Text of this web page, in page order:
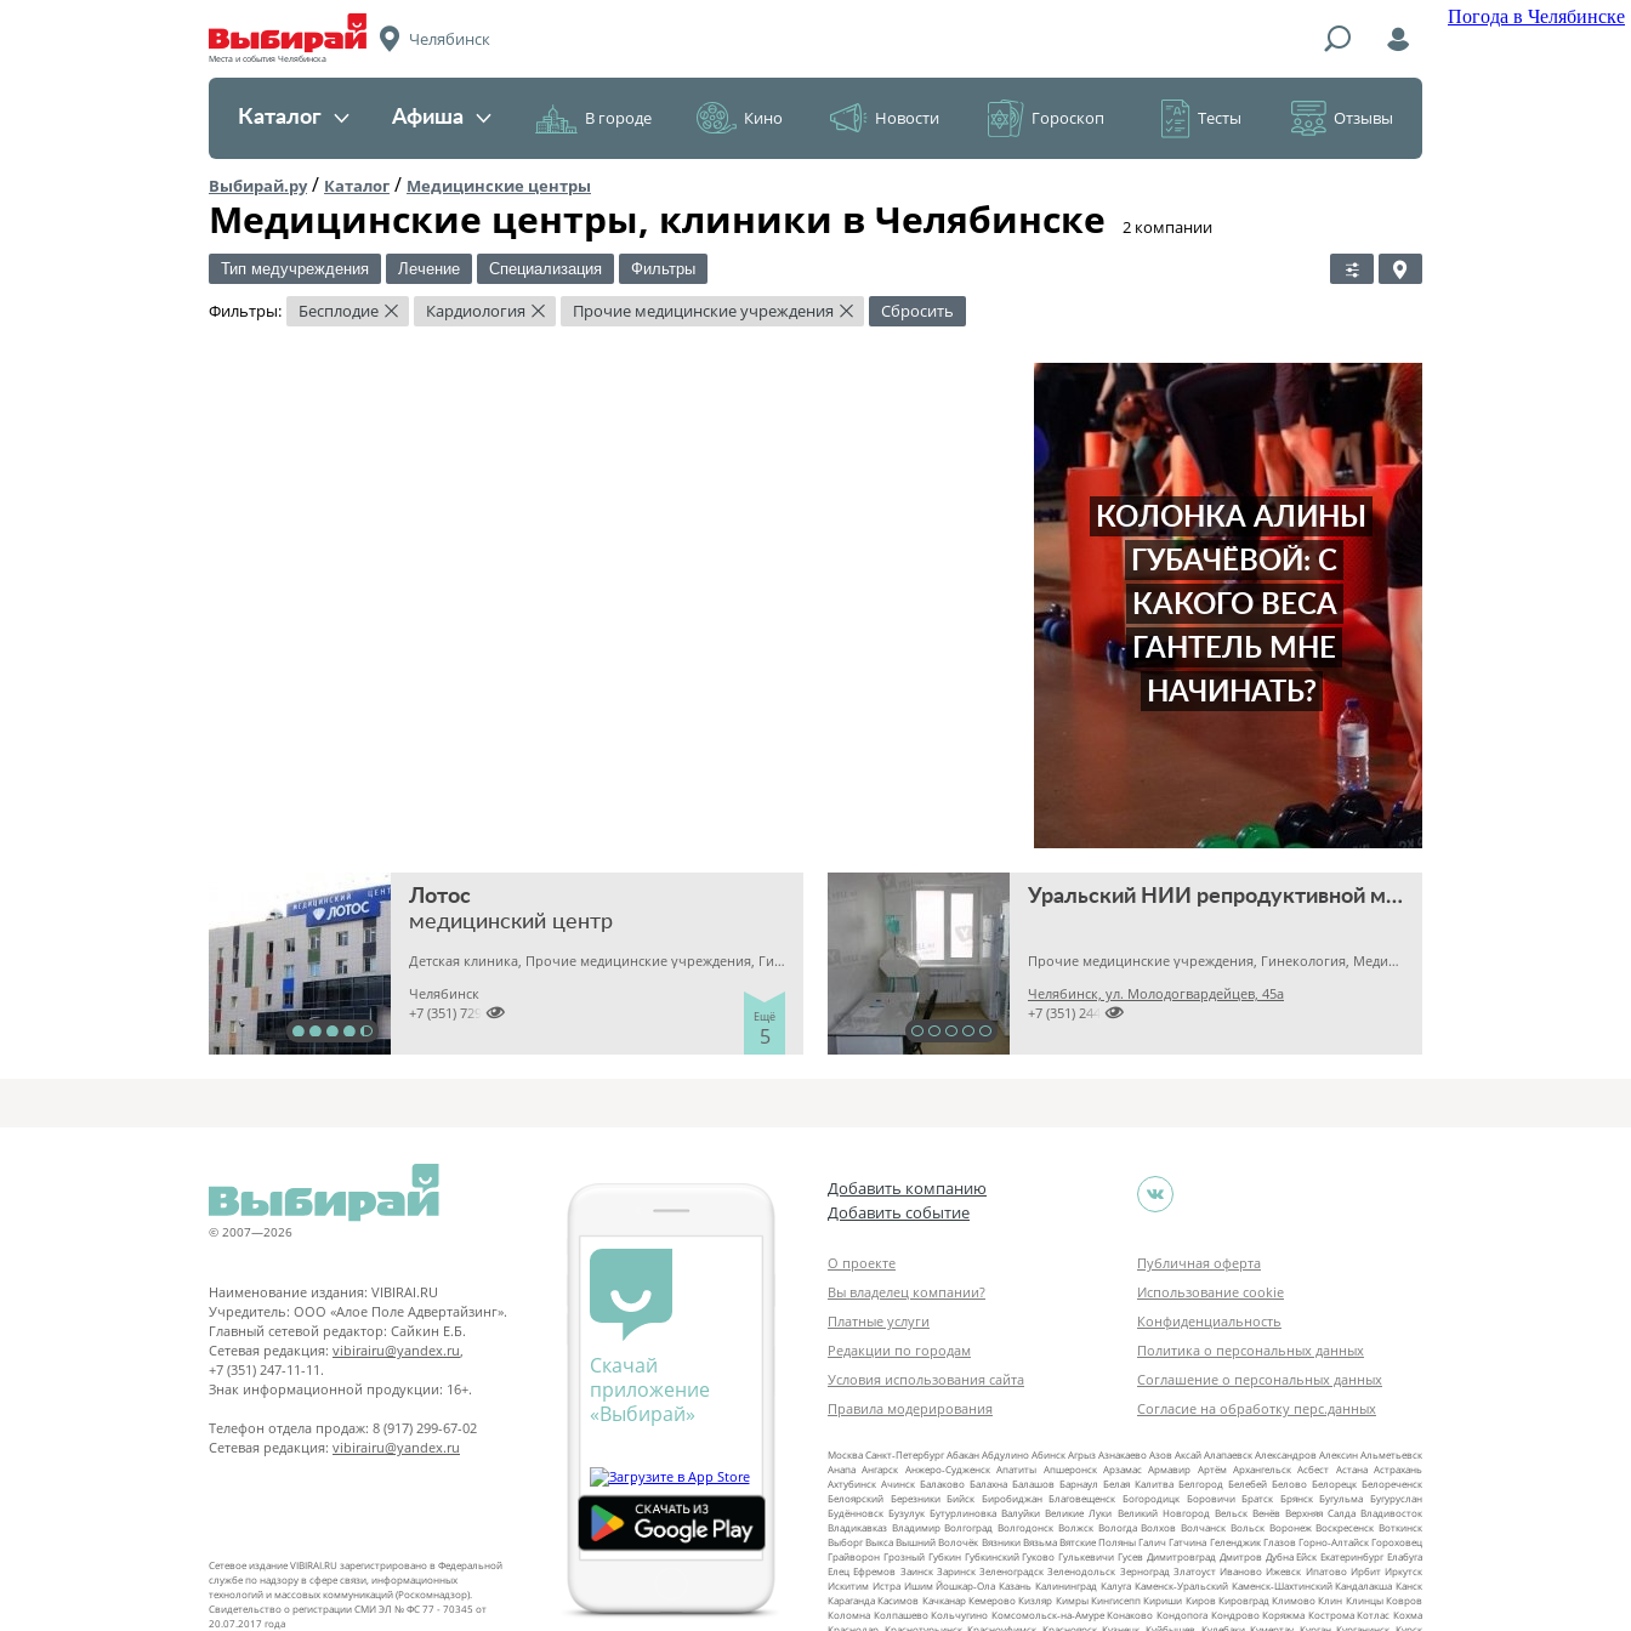
Погода в Челябинске
Места и события Челябинска
Челябинск
Каталог Афиша В городе Кино Новости Гороскоп Тесты Отзывы
Выбирай.ру/ Каталог / Медицинские центры
Медицинские центры, клиники в Челябинске ​2 компании
Тип медучреждения Лечение Специализация Фильтры
Фильтры: Бесплодие × Кардиология × Прочие медицинские учреждения × Сбросить
КОЛОНКА АЛИНЫ
ГУБАЧЁВОЙ: С
КАКОГО ВЕСА
ГАНТЕЛЬ МНЕ
НАЧИНАТЬ?
Лотос
медицинский центр
Детская клиника, Прочие медицинские учреждения, Гинекология
Ещё
5
Челябинск

+7 (351) 7298929
Уральский НИИ репродуктивной медицины
Прочие медицинские учреждения, Гинекология, Медицинский центр
Челябинск, ул. Молодогвардейцев, 45а

+7 (351) 2445777
© 2007—2026
Наименование издания: VIBIRAI.RU
Учредитель: ООО «Алое Поле Адвертайзинг».
Главный сетевой редактор: Сайкин Е.Б.
Сетевая редакция: vibirairu@yandex.ru
+7 (351) 247-11-11.
Знак информационной продукции: 16+.
Телефон отдела продаж: 8 (917) 299-67-02
Сетевая редакция: vibirairu@yandex.ru
Сетевое издание VIBIRAI.RU зарегистрировано в Федеральной
службе по надзору в сфере связи, информационных
технологий и массовых коммуникаций (Роскомнадзор).
Свидетельство о регистрации СМИ ЭЛ № ФС 77 - 70345 от
20.07.2017 года
Скачай
приложение
«Выбирай»
Добавить компанию
Добавить событие
О проекте
Вы владелец компании?
Платные услуги
Редакции по городам
Условия использования сайта
Правила модерирования
Публичная оферта
Использование cookie
Конфиденциальность
Политика о персональных данных
Соглашение о персональных данных
Согласие на обработку перс.данных
МоскваСанкт‑ПетербургАбаканАбдулиноАбинскАгрызАзнакаевоАзовАксайАлапаевскАлександровАлексинАльметьевск
Анапа Ангарск Анжеро‑Судженск Апатиты Апшеронск Арзамас Армавир Артём Архангельск Асбест Астана Астрахань
Ахтубинск Ачинск Балаково Балахна Балашов Барнаул Белая Калитва Белгород Белебей Белово Белорецк Белореченск
Белоярский Березники Бийск Биробиджан Благовещенск Богородицк Боровичи Братск Брянск Бугульма Бугуруслан
Будённовск Бузулук Бутурлиновка Валуйки Великие Луки Великий Новгород Вельск Венёв Верхняя Салда Владивосток
Владикавказ Владимир Волгоград Волгодонск Волжск Вологда Волхов Волчанск Вольск Воронеж Воскресенск Воткинск
ВыборгВыкса Вышний Волочёк Вязники Вязьма Вятские Поляны Галич Гатчина Геленджик Глазов Горно‑АлтайскГороховец
Грайворон Грозный Губкин Губкинский Гуково Гулькевичи Гусев Димитровград Дмитров Дубна Ейск Екатеринбург Елабуга
Елец Ефремов Заинск Заринск Зеленоградск Зеленодольск Зерноград Златоуст Иваново Ижевск Ипатово Ирбит Иркутск
Искитим Истра Ишим Йошкар‑Ола Казань Калининград Калуга Каменск‑Уральский Каменск‑Шахтинский Кандалакша Канск
Караганда Касимов Качканар Кемерово Кизляр Кимры Кингисепп Кириши Киров Кировград Климово Клин Клинцы Ковров
Коломна Колпашево Кольчугино Комсомольск‑на‑Амуре Конаково Кондопога Кондрово Коряжма Кострома Котлас Кохма